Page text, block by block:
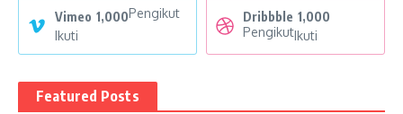
Vimeo 1,000Pengikut
Ikuti
Dribbble 1,000
PengikutIkuti
Featured Posts